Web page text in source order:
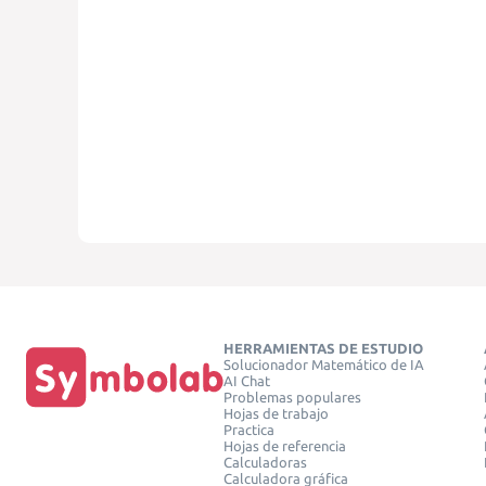
HERRAMIENTAS DE ESTUDIO
Solucionador Matemático de IA
AI Chat
Problemas populares
Hojas de trabajo
Practica
Hojas de referencia
Calculadoras
Calculadora gráfica